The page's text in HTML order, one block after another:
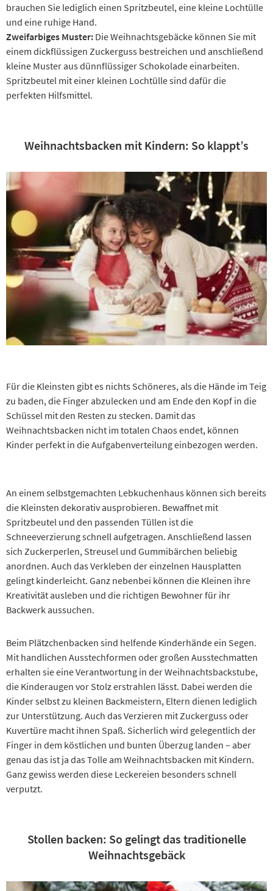
brauchen Sie lediglich einen Spritzbeutel, eine kleine Lochtülle
und eine ruhige Hand.
Zweifarbiges Muster: Die Weihnachtsgebäcke können Sie mit
einem dickflüssigen Zuckerguss bestreichen und anschließend
kleine Muster aus dünnflüssiger Schokolade einarbeiten.
Spritzbeutel mit einer kleinen Lochtülle sind dafür die
perfekten Hilfsmittel.
Weihnachtsbacken mit Kindern: So klappt’s
Für die Kleinsten gibt es nichts Schöneres, als die Hände im Teig
zu baden, die Finger abzulecken und am Ende den Kopf in die
Schüssel mit den Resten zu stecken. Damit das
Weihnachtsbacken nicht im totalen Chaos endet, können
Kinder perfekt in die Aufgabenverteilung einbezogen werden.
An einem selbstgemachten Lebkuchenhaus können sich bereits
die Kleinsten dekorativ ausprobieren. Bewaffnet mit
Spritzbeutel und den passenden Tüllen ist die
Schneeverzierung schnell aufgetragen. Anschließend lassen
sich Zuckerperlen, Streusel und Gummibärchen beliebig
anordnen. Auch das Verkleben der einzelnen Hausplatten
gelingt kinderleicht. Ganz nebenbei können die Kleinen ihre
Kreativität ausleben und die richtigen Bewohner für ihr
Backwerk aussuchen.
Beim Plätzchenbacken sind helfende Kinderhände ein Segen.
Mit handlichen Ausstechformen oder großen Ausstechmatten
erhalten sie eine Verantwortung in der Weihnachtsbackstube,
die Kinderaugen vor Stolz erstrahlen lässt. Dabei werden die
Kinder selbst zu kleinen Backmeistern, Eltern dienen lediglich
zur Unterstützung. Auch das Verzieren mit Zuckerguss oder
Kuvertüre macht ihnen Spaß. Sicherlich wird gelegentlich der
Finger in dem köstlichen und bunten Überzug landen – aber
genau das ist ja das Tolle am Weihnachtsbacken mit Kindern.
Ganz gewiss werden diese Leckereien besonders schnell
verputzt.
Stollen backen: So gelingt das traditionelle
Weihnachtsgebäck